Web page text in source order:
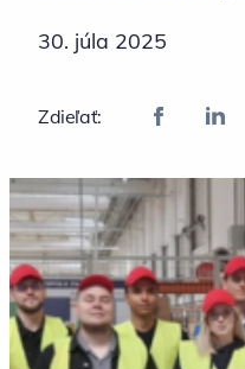
30. júla 2025
Zdieľať: